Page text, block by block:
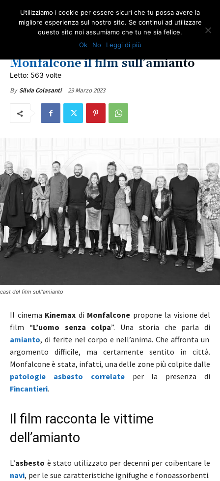
ULTIME NOTIZIE
L’uomo senza colpa, in sala a
Monfalcone il film sull’amianto
Letto: 563 volte
By Silvia Colasanti 29 Marzo 2023
cast del film sull'amianto
Il cinema Kinemax di Monfalcone propone la visione del
film “L’uomo senza colpa”. Una storia che parla di
amianto, di ferite nel corpo e nell’anima. Che affronta un
argomento difficile, ma certamente sentito in città.
Monfalcone è stata, infatti, una delle zone più colpite dalle
patologie asbesto correlateper la presenza di
Fincantieri.
Il film racconta le vittime
dell’amianto
L’asbesto è stato utilizzato per decenni per coibentare le
navi, per le sue caratteristiche ignifughe e fonoassorbenti.
Utilizziamo i cookie per essere sicuri che tu possa avere la
migliore esperienza sul nostro sito. Se continui ad utilizzare
questo sito noi assumiamo che tu ne sia felice.
Ok
No Leggi di più